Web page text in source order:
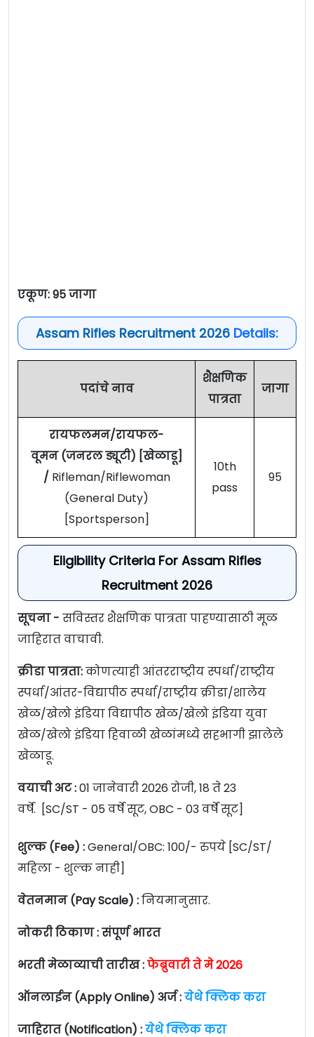
एकूण: 95 जागा
Assam Rifles Recruitment 2026 Details:
पदांचे नाव
शैक्षणिक
पात्रता
जागा
रायफलमन/रायफल-
वूमन (जनरल ड्यूटी) [खेळाडू]
/ Rifleman/Riflewoman
(General Duty)
[Sportsperson]
10th
pass
95
Eligibility Criteria For Assam Rifles
Recruitment 2026
सूचना - सविस्तर शैक्षणिक पात्रता पाहण्यासाठी मूळ
जाहिरात वाचावी.
क्रीडा पात्रता:कोणत्याही आंतरराष्ट्रीय स्पर्धा/राष्ट्रीय
स्पर्धा/आंतर-विद्यापीठ स्पर्धा/राष्ट्रीय क्रीडा/शालेय
खेळ/खेलो इंडिया विद्यापीठ खेळ/खेलो इंडिया युवा
खेळ/खेलो इंडिया हिवाळी खेळांमध्ये सहभागी झालेले
खेळाडू.
वयाची अट :01 जानेवारी 2026 रोजी, 18 ते 23
वर्षे. [SC/ST - 05 वर्षे सूट, OBC - 03 वर्षे सूट]
शुल्क (Fee) :General/OBC: 100/- रुपये [SC/ST/
महिला - शुल्क नाही]
वेतनमान (Pay Scale) :नियमानुसार.
नोकरी ठिकाण : संपूर्ण भारत
भरती मेळाव्याची तारीख :फेब्रुवारी ते मे 2026
ऑनलाईन (Apply Online) अर्ज :येथे क्लिक करा
जाहिरात (Notification) :येथे क्लिक करा